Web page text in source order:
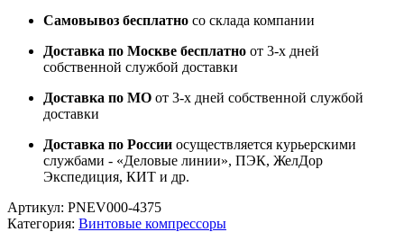
Самовывоз бесплатно со склада компании
Доставка по Москве бесплатно от 3-х дней
собственной службой доставки
Доставка по МО от 3-х дней собственной службой
доставки
Доставка по России осуществляется курьерскими
службами - «Деловые линии», ПЭК, ЖелДор
Экспедиция, КИТ и др.
Артикул: PNEV000-4375
Категория: Винтовые компрессоры